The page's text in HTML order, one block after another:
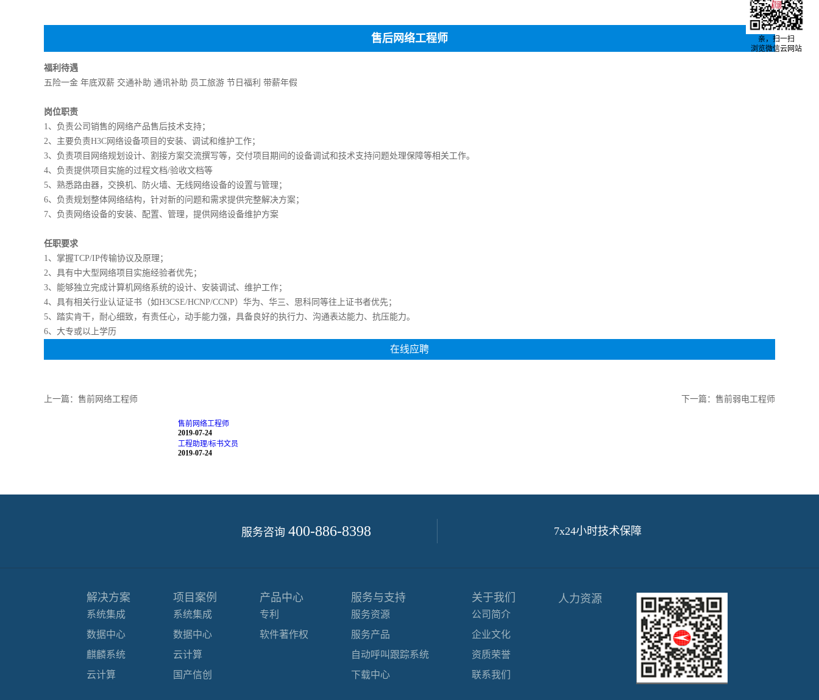
售后网络工程师
福利待遇
五险一金 年底双薪 交通补助 通讯补助 员工旅游 节日福利 带薪年假
岗位职责
1、负责公司销售的网络产品售后技术支持；
2、主要负责H3C网络设备项目的安装、调试和维护工作；
3、负责项目网络规划设计、割接方案交流撰写等，交付项目期间的设备调试和技术支持问题处理保障等相关工作。
4、负责提供项目实施的过程文档/验收文档等
5、熟悉路由器，交换机、防火墙、无线网络设备的设置与管理；
6、负责规划整体网络结构，针对新的问题和需求提供完整解决方案；
7、负责网络设备的安装、配置、管理，提供网络设备维护方案
任职要求
1、掌握TCP/IP传输协议及原理；
2、具有中大型网络项目实施经验者优先；
3、能够独立完成计算机网络系统的设计、安装调试、维护工作；
4、具有相关行业认证证书（如H3CSE/HCNP/CCNP）华为、华三、思科同等往上证书者优先；
5、踏实肯干，耐心细致，有责任心，动手能力强，具备良好的执行力、沟通表达能力、抗压能力。
6、大专或以上学历
在线应聘
上一篇： 售前网络工程师 下一篇： 售前弱电工程师
售前网络工程师
2019-07-24
工程助理/标书文员
2019-07-24
服务咨询 400-886-8398 7x24小时技术保障
解决方案
系统集成
数据中心
麒麟系统
云计算
项目案例
系统集成
数据中心
云计算
国产信创
产品中心
专利
软件著作权
服务与支持
服务资源
服务产品
自动呼叫跟踪系统
下载中心
关于我们
公司简介
企业文化
资质荣誉
联系我们
人力资源
亲，扫一扫
浏览微信云网站